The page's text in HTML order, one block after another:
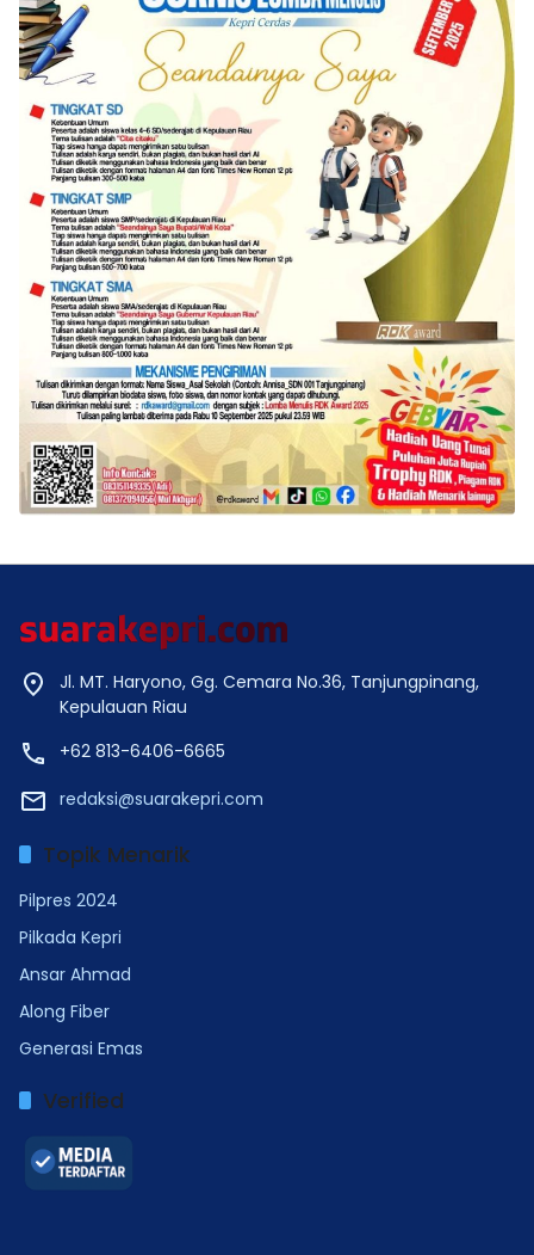
Jl. MT. Haryono, Gg. Cemara No.36, Tanjungpinang,
Kepulauan Riau
+62 813-6406-6665
redaksi@suarakepri.com
Topik Menarik
Pilpres 2024
Pilkada Kepri
Ansar Ahmad
Along Fiber
Generasi Emas
Verified